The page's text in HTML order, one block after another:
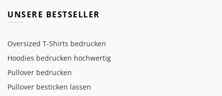
UNSERE BESTSELLER
Oversized T-Shirts bedrucken
Hoodies bedrucken hochwertig
Pullover bedrucken
Pullover besticken lassen